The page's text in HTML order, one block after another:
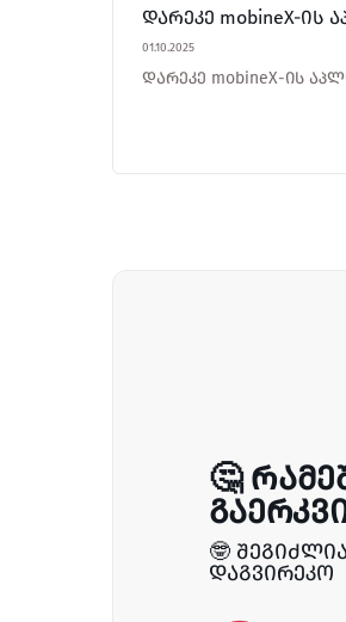
დარეკე mobineX-ის
01.10.2025
დარეკე mobineX-ის
🤔
🤓
დაგვირეკო